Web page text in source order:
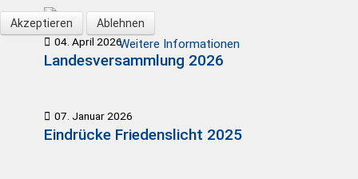
04. April 2026
Landesversammlung 2026
07. Januar 2026
Eindrücke Friedenslicht 2025
Akzeptieren Ablehnen
Weitere Informationen